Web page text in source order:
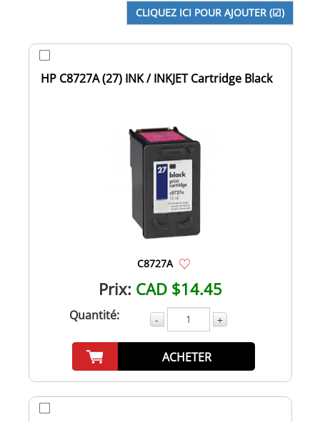
HP C8727A (27) INK / INKJET Cartridge Black
C8727A
Prix: CAD $14.45
Quantité: - +
ACHETER